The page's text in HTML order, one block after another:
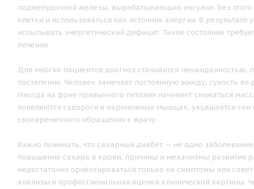
поджелудочной железы, вырабатывающих инсулин. Без
клетки и использоваться как источник энергии. В
испытывать энергетический дефицит. Такое состояние
лечения.
Для многих пациентов диагноз становится неожиданностью,
постепенно. Человек замечает постоянную жажду, сухость
Иногда на фоне привычного питания начинает снижаться
появляются судороги в икроножных мышцах, ухудшается сон
своевременного обращения к врачу.
Важно понимать, что сахарный диабет — не одно
повышение сахара в крови, причины и механизмы развития
недостаточно ориентироваться только на симптомы или
анализы и профессиональная оценка клинической картины.